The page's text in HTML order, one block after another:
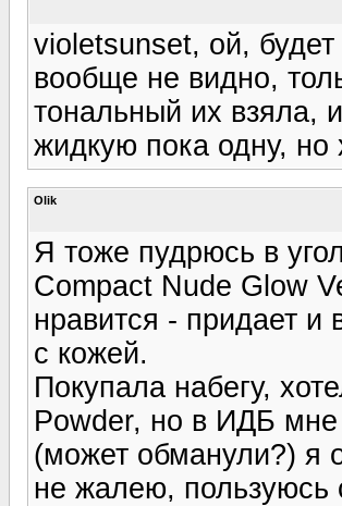
violetsunset, ой,
вообще не видно,
тональный их взяла,
жидкую пока одну, но
Olik
Я тоже пудрюсь в
Compact Nude Glow
нравится - придает и
с кожей.
Покупала набегу,
Powder, но в ИДБ мне
(может обманули?) я
не жалею, пользуюсь